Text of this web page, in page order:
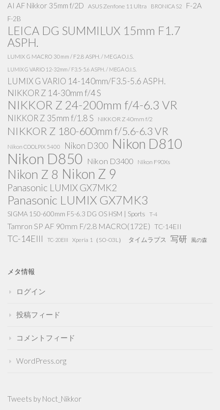
AI AF Nikkor 35mm f/2D ASUS Zenfone 11 Ultra BRONICA S2 F-2A
F-2B
LEICA DG SUMMILUX 15mm F1.7
ASPH.
LUMIX G MACRO 30mm / F2.8 ASPH. / MEGA O.I.S.
LUMIX G VARIO 12-32mm / F3.5-5.6 ASPH. / MEGA O.I.S.
LUMIX G VARIO 14-140mm/F3.5-5.6 ASPH.
NIKKOR Z 14-30mm f/4 S
NIKKOR Z 24-200mm f/4-6.3 VR
NIKKOR Z 35mm f/1.8 S NIKKOR Z 40mm f/2
NIKKOR Z 180-600mm f/5.6-6.3 VR
Nikon COOLPIX 5400 Nikon D300 Nikon D810
Nikon D850 Nikon D3400 Nikon F90Xs
Nikon Z 8 Nikon Z 9
Panasonic LUMIX GX7MK2
Panasonic LUMIX GX7MK3
SIGMA 150-600mm F5-6.3 DG OS HSM | Sports T-4
Tamron SP AF 90mm F/2.8 MACRO(172E) TC-14EII
TC-14EIII TC-20EIII Xperia 1（SO-03L） タイムラプス 写研 風の森
メタ情報
ログイン
投稿フィード
コメントフィード
WordPress.org
Tweets by Noct_Nikkor